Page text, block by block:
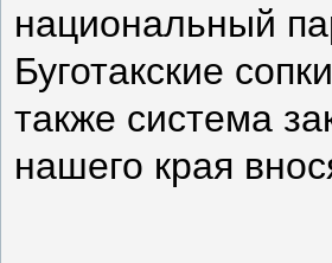
национальный
Буготакские
также система
нашего края